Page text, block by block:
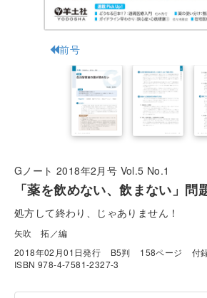
前号
Gノート 2018年2月号 Vol.5 No.1
「薬を飲めない、飲まない」問
処方して終わり、じゃありません！
矢吹 拓／編
2018年02月01日発行
B5判 158ページ
付
ISBN 978-4-7581-2327-3